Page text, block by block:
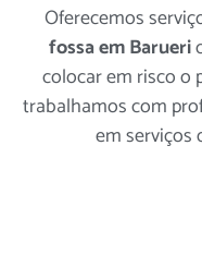
Oferecemos
fossa em Barueri
colocar em risco o
trabalhamos com
em serviços